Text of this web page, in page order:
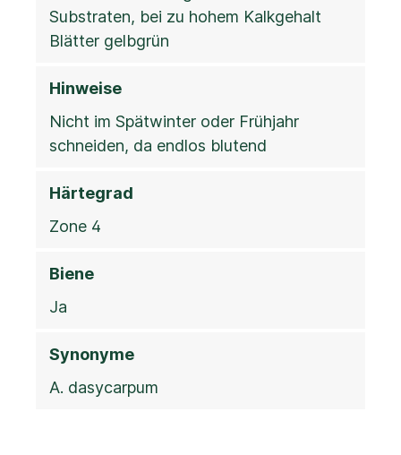
Substraten, bei zu hohem Kalkgehalt
Blätter gelbgrün
Hinweise
Nicht im Spätwinter oder Frühjahr
schneiden, da endlos blutend
Härtegrad
Zone 4
Biene
Ja
Synonyme
A. dasycarpum